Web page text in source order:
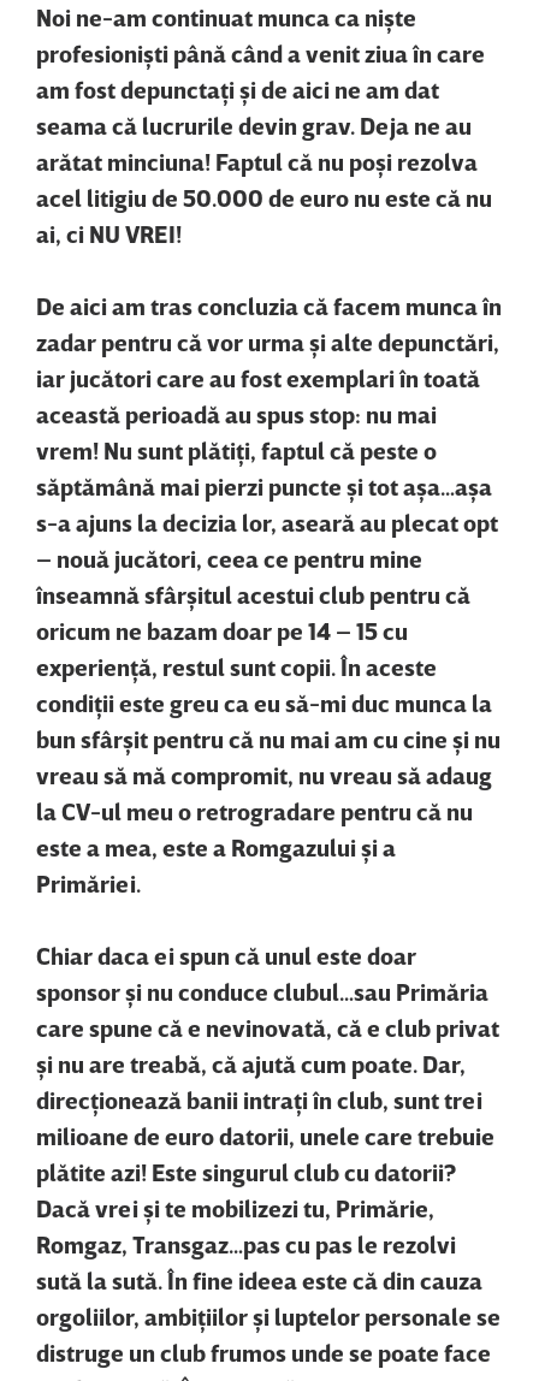
Noi ne-am continuat munca ca nişte
profesionişti până când a venit ziua în care
am fost depunctaţi şi de aici ne am dat
seama că lucrurile devin grav. Deja ne au
arătat minciuna! Faptul că nu poşi rezolva
acel litigiu de 50.000 de euro nu este că nu
ai, ci NU VREI!
De aici am tras concluzia că facem munca în
zadar pentru că vor urma şi alte depunctări,
iar jucători care au fost exemplari în toată
această perioadă au spus stop: nu mai
vrem! Nu sunt plătiţi, faptul că peste o
săptămână mai pierzi puncte şi tot aşa…aşa
s-a ajuns la decizia lor, aseară au plecat opt
– nouă jucători, ceea ce pentru mine
înseamnă sfârşitul acestui club pentru că
oricum ne bazam doar pe 14 – 15 cu
experienţă, restul sunt copii. În aceste
condiţii este greu ca eu să-mi duc munca la
bun sfârşit pentru că nu mai am cu cine şi nu
vreau să mă compromit, nu vreau să adaug
la CV-ul meu o retrogradare pentru că nu
este a mea, este a Romgazului şi a
Primăriei.
Chiar daca ei spun că unul este doar
sponsor şi nu conduce clubul…sau Primăria
care spune că e nevinovată, că e club privat
şi nu are treabă, că ajută cum poate. Dar,
direcţionează banii intraţi în club, sunt trei
milioane de euro datorii, unele care trebuie
plătite azi! Este singurul club cu datorii?
Dacă vrei şi te mobilizezi tu, Primărie,
Romgaz, Transgaz…pas cu pas le rezolvi
sută la sută. În fine ideea este că din cauza
orgoliilor, ambiţiilor şi luptelor personale se
distruge un club frumos unde se poate face